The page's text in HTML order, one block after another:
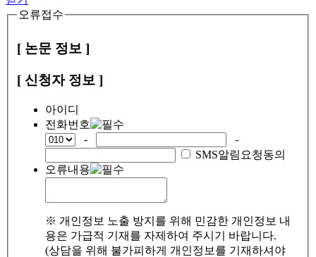
오류접수
[ 논문 정보 ]
[ 신청자 정보 ]
아이디
전화번호
-
-
SMS알림요청동의
오류내용
※ 개인정보 노출 방지를 위해 민감한 개인정보 내
용은 가급적 기재를 자제하여 주시기 바랍니다.
(상담을 위해 불가피하게 개인정보를 기재하셔야